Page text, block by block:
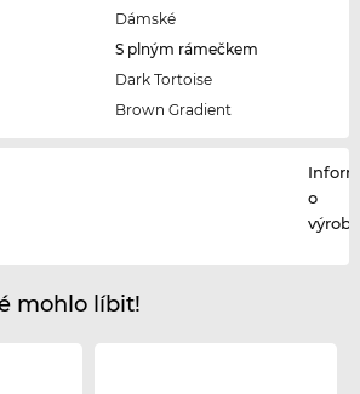
Dámské
S plným rámečkem
Dark Tortoise
Brown Gradient
o
mohlo líbit!